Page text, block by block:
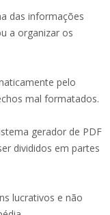
das informações
a organizar os
pelo
mal formatados.
gerador de PDF
divididos em partes
lucrativos e não